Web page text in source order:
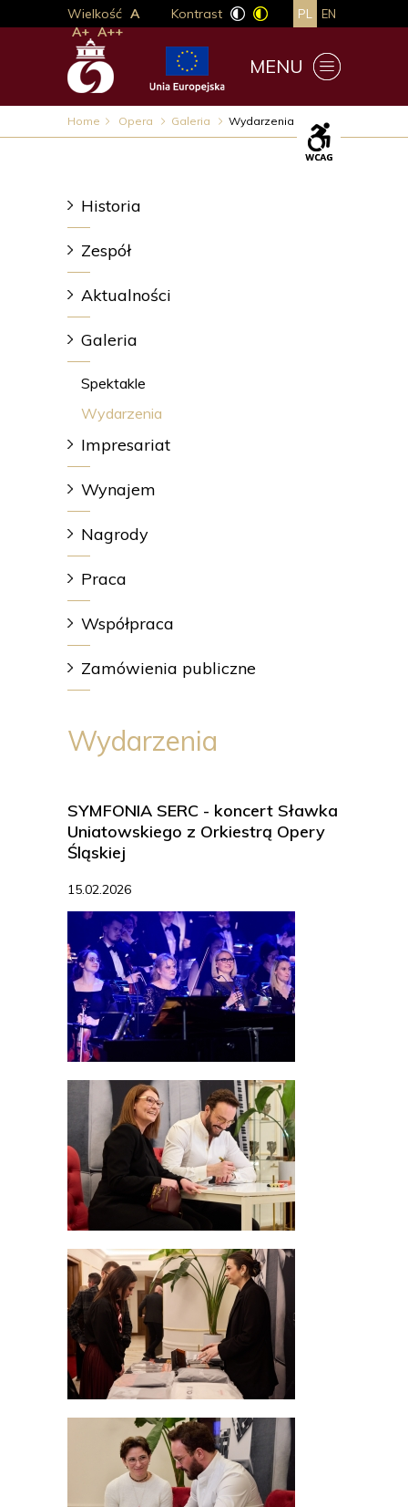
MENU
Wielkość A
A+ A++
Kontrast PL EN
Home Opera Galeria Wydarzenia
Historia
Zespół
Aktualności
Galeria
Spektakle
Wydarzenia
Impresariat
Wynajem
Nagrody
Praca
Współpraca
Zamówienia publiczne
Wydarzenia
SYMFONIA SERC - koncert Sławka
Uniatowskiego z Orkiestrą Opery
Śląskiej
15.02.2026